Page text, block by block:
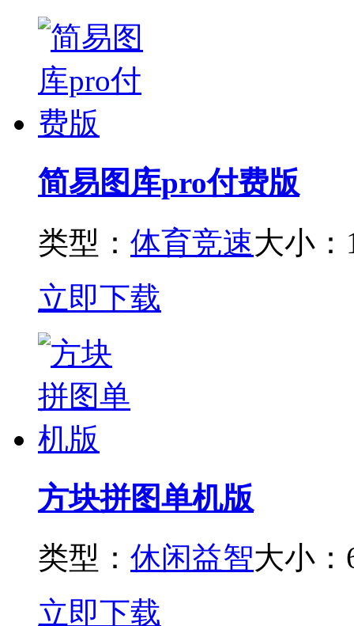
简易图库pro付费版
类型： 体育竞速大小：
立即下载
方块拼图单机版
类型： 休闲益智大小：
立即下载